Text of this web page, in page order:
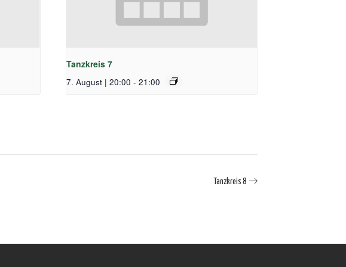
Tanzkreis 7
7. August | 20:00 - 21:00
Tanzkreis 8